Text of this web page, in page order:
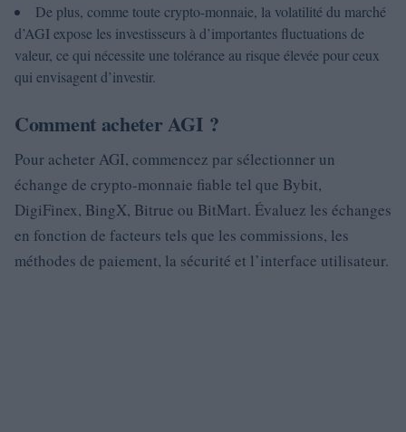
De plus, comme toute crypto-monnaie, la volatilité du marché
d’AGI expose les investisseurs à d’importantes fluctuations de
valeur, ce qui nécessite une tolérance au risque élevée pour ceux
qui envisagent d’investir.
Comment acheter AGI ?
Pour acheter AGI, commencez par sélectionner un
échange de crypto-monnaie fiable tel que Bybit,
DigiFinex, BingX, Bitrue ou BitMart. Évaluez les échanges
en fonction de facteurs tels que les commissions, les
méthodes de paiement, la sécurité et l’interface utilisateur.